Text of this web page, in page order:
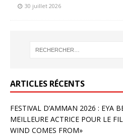
30 juillet 2026
ARTICLES RÉCENTS
FESTIVAL D’AMMAN 2026 : EYA
MEILLEURE ACTRICE POUR LE
WIND COMES FROM»